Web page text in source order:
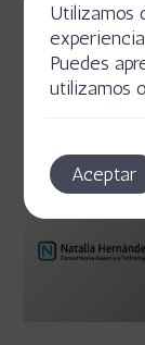
Utilizamos
Puedes
utilizamos
Aceptar